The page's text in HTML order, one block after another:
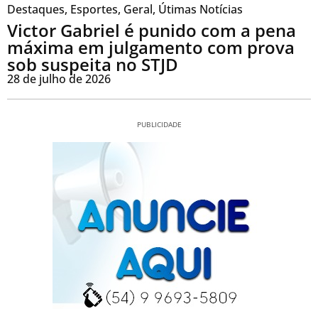
Destaques, Esportes, Geral, Útimas Notícias
Victor Gabriel é punido com a pena
máxima em julgamento com prova
sob suspeita no STJD
28 de julho de 2026
PUBLICIDADE